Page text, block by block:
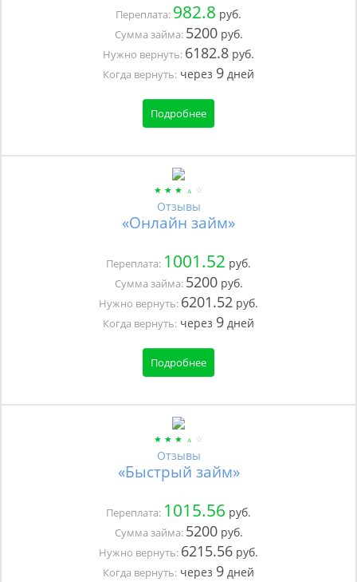
Переплата: 982.8 руб.
Сумма займа: 5200руб.
Нужно вернуть: 6182.8 руб.
Когда вернуть: через 9 дней
Подробнее
Отзывы
«Онлайн займ»
Переплата: 1001.52 руб.
Сумма займа: 5200руб.
Нужно вернуть: 6201.52 руб.
Когда вернуть: через 9 дней
Подробнее
Отзывы
«Быстрый займ»
Переплата: 1015.56 руб.
Сумма займа: 5200руб.
Нужно вернуть: 6215.56 руб.
Когда вернуть: через 9 дней